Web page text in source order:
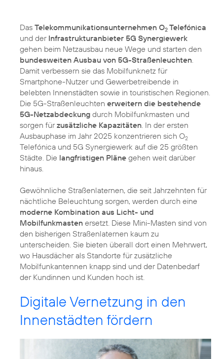
Das Telekommunikationsunternehmen O2 Telefónica
und der Infrastrukturanbieter 5G Synergiewerk
gehen beim Netzausbau neue Wege und starten den
bundesweiten Ausbau von 5G-Straßenleuchten
Damit verbessern sie das Mobilfunknetz für
Smartphone-Nutzer und Gewerbetreibende in
belebten Innenstädten sowie in touristischen Regionen.
Die 5G-Straßenleuchten erweitern die bestehende
5G-Netzabdeckung durch Mobilfunkmasten und
sorgen fürzusätzliche Kapazitäten . In der ersten
Ausbauphase im Jahr 2025 konzentrieren sich O2
Telefónica und 5G Synergiewerk auf die 25 größten
Städte. Die langfristigen Pläne gehen weit darüber
hinaus.
Gewöhnliche Straßenlaternen, die seit Jahrzehnten für
nächtliche Beleuchtung sorgen, werden durch eine
moderne Kombination aus Licht- und
Mobilfunkmasten ersetzt. Diese Mini-Masten sind von
den bisherigen Straßenlaternen kaum zu
unterscheiden. Sie bieten überall dort einen Mehrwert,
wo Hausdächer als Standorte für zusätzliche
Mobilfunkantennen knapp sind und der Datenbedarf
der Kundinnen und Kunden hoch ist.
Digitale Vernetzung in den
Innenstädten fördern